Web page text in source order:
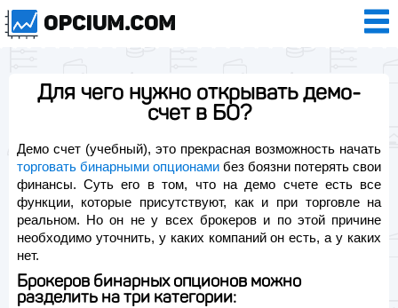
Для чего нужно открывать демо-
счет в БО?
Демо счет (учебный), это прекрасная возможность начать
торговать бинарными опционамибез боязни потерять свои
финансы. Суть его в том, что на демо счете есть все
функции, которые присутствуют, как и при торговле на
реальном. Но он не у всех брокеров и по этой причине
необходимо уточнить, у каких компаний он есть, а у каких
нет.
Брокеров бинарных опционов можно
разделить на три категории: